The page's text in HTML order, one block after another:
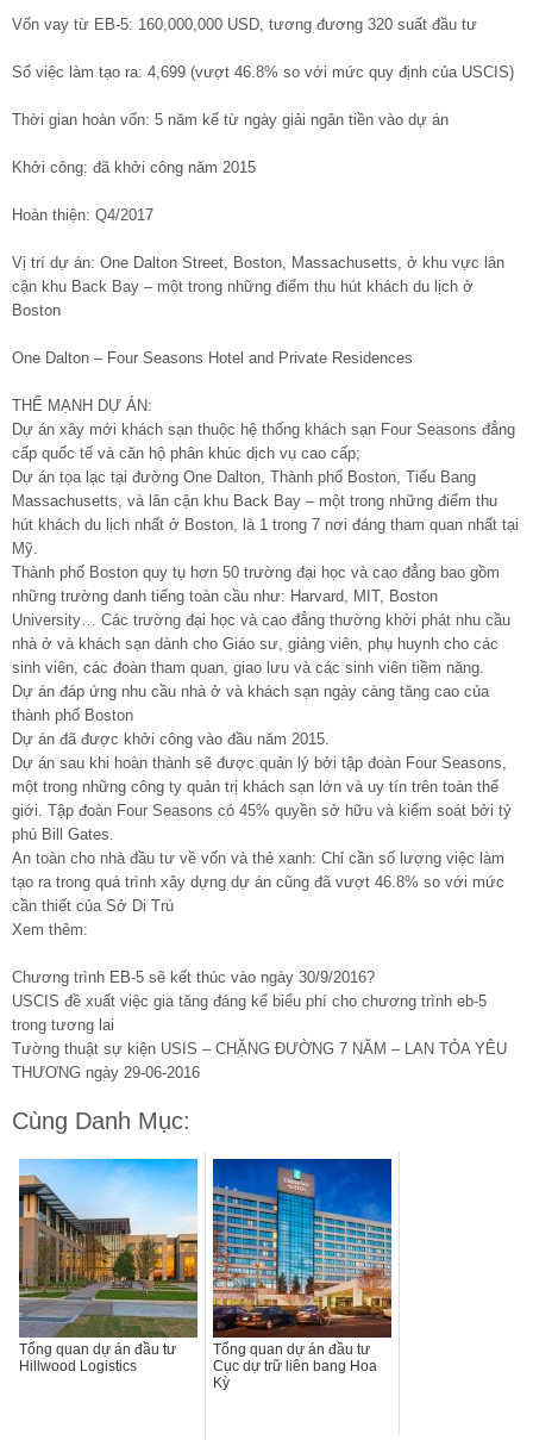
Vốn vay từ EB-5: 160,000,000 USD, tương đương 320 suất đầu tư
Số việc làm tạo ra: 4,699 (vượt 46.8% so với mức quy định của USCIS)
Thời gian hoàn vốn: 5 năm kể từ ngày giải ngân tiền vào dự án
Khởi công: đã khởi công năm 2015
Hoàn thiện: Q4/2017
Vị trí dự án: One Dalton Street, Boston, Massachusetts, ở khu vực lân
cận khu Back Bay – một trong những điểm thu hút khách du lịch ở
Boston
One Dalton – Four Seasons Hotel and Private Residences
THẾ MẠNH DỰ ÁN:
Dự án xây mới khách sạn thuộc hệ thống khách sạn Four Seasons đẳng
cấp quốc tế và căn hộ phân khúc dịch vụ cao cấp;
Dự án tọa lạc tại đường One Dalton, Thành phố Boston, Tiểu Bang
Massachusetts, và lân cận khu Back Bay – một trong những điểm thu
hút khách du lịch nhất ở Boston, là 1 trong 7 nơi đáng tham quan nhất tại
Mỹ.
Thành phố Boston quy tụ hơn 50 trường đại học và cao đẳng bao gồm
những trường danh tiếng toàn cầu như: Harvard, MIT, Boston
University… Các trường đại học và cao đẳng thường khởi phát nhu cầu
nhà ở và khách sạn dành cho Giáo sư, giảng viên, phụ huynh cho các
sinh viên, các đoàn tham quan, giao lưu và các sinh viên tiềm năng.
Dự án đáp ứng nhu cầu nhà ở và khách sạn ngày càng tăng cao của
thành phố Boston
Dự án đã được khởi công vào đầu năm 2015.
Dự án sau khi hoàn thành sẽ được quản lý bởi tập đoàn Four Seasons,
một trong những công ty quản trị khách sạn lớn và uy tín trên toàn thế
giới. Tập đoàn Four Seasons có 45% quyền sở hữu và kiểm soát bởi tỷ
phú Bill Gates.
An toàn cho nhà đầu tư về vốn và thẻ xanh: Chỉ cần số lượng việc làm
tạo ra trong quá trình xây dựng dự án cũng đã vượt 46.8% so với mức
cần thiết của Sở Di Trú
Xem thêm:
Chương trình EB-5 sẽ kết thúc vào ngày 30/9/2016?
USCIS đề xuất việc gia tăng đáng kể biểu phí cho chương trình eb-5
trong tương lai
Tường thuật sự kiện USIS – CHẶNG ĐƯỜNG 7 NĂM – LAN TỎA YÊU
THƯƠNG ngày 29-06-2016
Cùng Danh Mục:
Tổng quan dự án đầu tư
Hillwood Logistics
Tổng quan dự án đầu tư
Cục dự trữ liên bang Hoa
Kỳ